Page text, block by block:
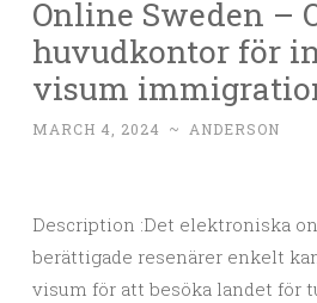
Online Sweden –
huvudkontor för
visum
MARCH 4, 2024 ~ ANDERSON
Description :Det elektroniska
berättigade resenärer enkelt
visum för att besöka landet för